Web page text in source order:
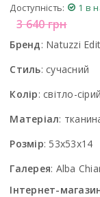
Доступність: 1 в
3 640грн
Бренд: Natuzzi
Стиль: сучасний
Колір: світло-сірий
Матеріал:
Розмір: 53x53x14
Галерея: Alba
Інтернет-